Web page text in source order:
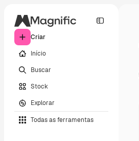
Criar
Início
Buscar
Stock
Explorar
Todas as ferramentas